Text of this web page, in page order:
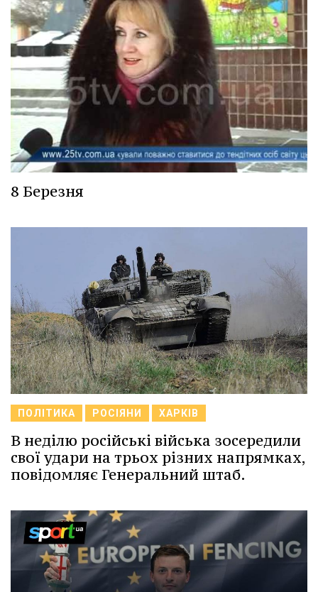
8 Березня
ПОЛІТИКА РОСІЯНИ ХАРКІВ
В неділю російські війська зосередили
свої удари на трьох різних напрямках,
повідомляє Генеральний штаб.